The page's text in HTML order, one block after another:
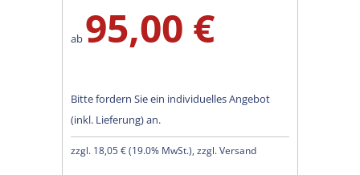
ab 95,00 €
Bitte fordern Sie ein individuelles Angebot
(inkl. Lieferung) an.
zzgl. 18,05 € (19.0% MwSt.), zzgl. Versand